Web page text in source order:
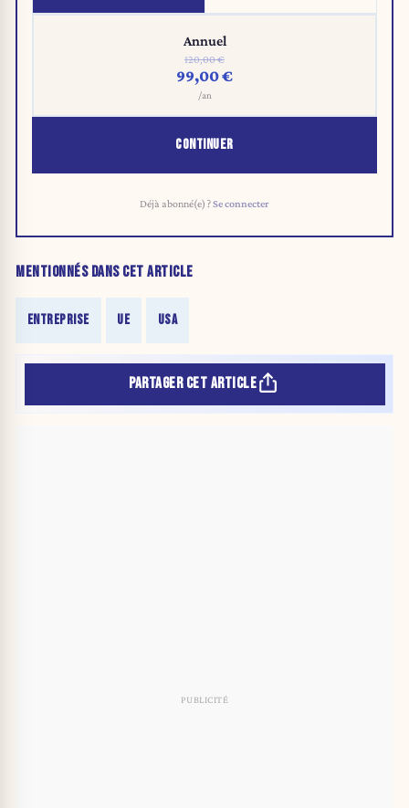
Annuel
120,00 €
99,00 €
/an
CONTINUER
Déjà abonné(e) ?Se connecter
MENTIONNÉS DANS CET ARTICLE
ENTREPRISE UE USA
PARTAGER CET ARTICLE